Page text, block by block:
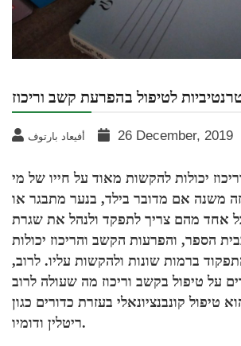
לטיפול בהפרעת קשב וריכוז
أفيعاد بارتوف 26 December, 2019
יכולות להקשות מאוד על חייו של מי
משנה אם מדובר בילד, בנער מתבגר או
אחד מהם צריך לתפקד ולנהל את שגרת
הספר, והפרעות הקשב והריכוז יכולות
ברמות שונות ולהקשות עליו. לרוב,
על טיפול בקשב וריכוז מה שעולה לרוב
טיפול קונבנציונאלי בעזרת כדורים כגון
ריטלין ודומיו.